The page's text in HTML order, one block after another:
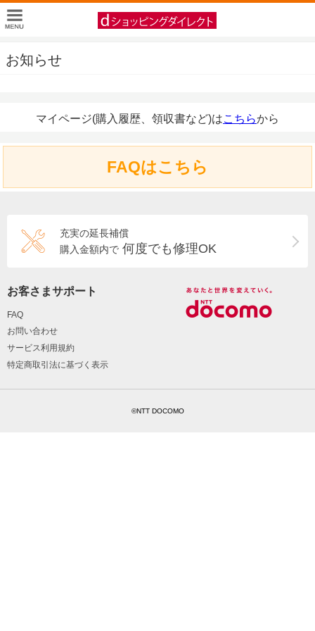
お知らせ
マイページ(購入履歴、領収書など)はこちらから
FAQはこちら
充実の延長補償
購入金額内で 何度でも修理OK
お客さまサポート
FAQ
お問い合わせ
サービス利用規約
特定商取引法に基づく表示
©NTT DOCOMO